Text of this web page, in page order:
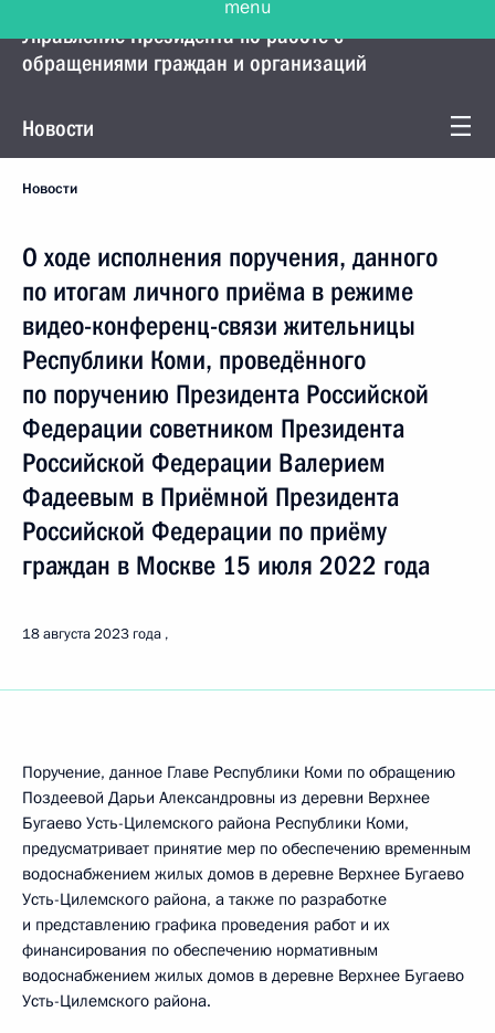
Управление Президента по работе с
обращениями граждан и организаций
Новости
Новости
О ходе исполнения поручения, данного
по итогам личного приёма в режиме
видео-конференц-связи жительницы
Республики Коми, проведённого
по поручению Президента Российской
Федерации советником Президента
Российской Федерации Валерием
Фадеевым в Приёмной Президента
Российской Федерации по приёму
граждан в Москве 15 июля 2022 года
18 августа 2023 года
Поручение, данное Главе Республики Коми по обращению
Поздеевой Дарьи Александровны из деревни Верхнее
Бугаево Усть-Цилемского района Республики Коми,
предусматривает принятие мер по обеспечению временным
водоснабжением жилых домов в деревне Верхнее Бугаево
Усть-Цилемского района, а также по разработке
и представлению графика проведения работ и их
финансирования по обеспечению нормативным
водоснабжением жилых домов в деревне Верхнее Бугаево
Усть-Цилемского района.